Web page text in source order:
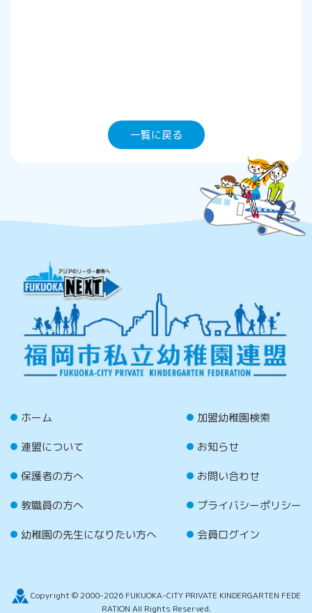
一覧に戻る
ホーム
連盟について
保護者の方へ
教職員の方へ
幼稚園の先生になりたい方へ
加盟幼稚園検索
お知らせ
お問い合わせ
プライバシーポリシー
会員ログイン
Copyright © 2000-2026 FUKUOKA-CITY PRIVATE KINDERGARTEN FEDE
RATION All Rights Reserved.